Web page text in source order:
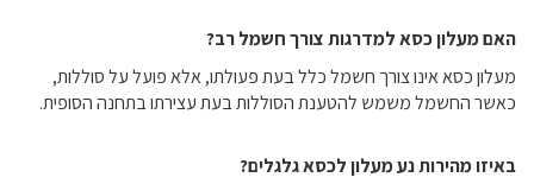
האם מעלון כסא למדרגות צורך חשמל רב?
מעלון כסא אינו צורך חשמל כלל בעת פעולתו, אלא פועל על סוללות,
כאשר החשמל משמש להטענת הסוללות בעת עצירתו בתחנה הסופית.
באיזו מהירות נע מעלון לכסא גלגלים?